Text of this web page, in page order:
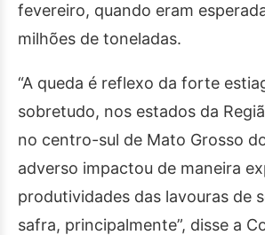
fevereiro, quando eram
milhões de toneladas.
“A queda é reflexo da forte
sobretudo, nos estados da
no centro-sul de Mato Grosso
adverso impactou de maneira
produtividades das lavouras de
safra, principalmente”, disse a